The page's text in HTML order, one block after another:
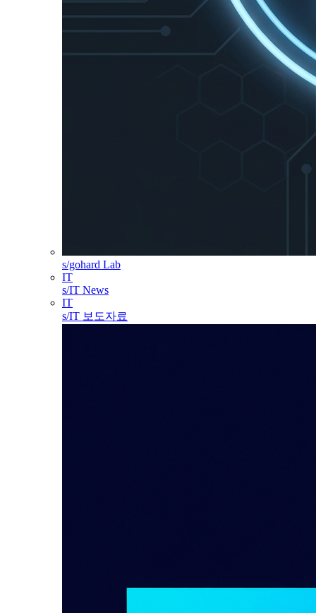
s/gohard Lab
IT
s/IT News
IT
s/IT 보도자료